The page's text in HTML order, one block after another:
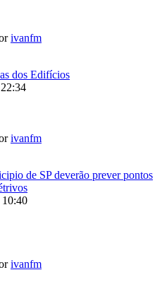
ivanfm
dos Edifícios
ivanfm
de SP deverão prever pontos
ivanfm